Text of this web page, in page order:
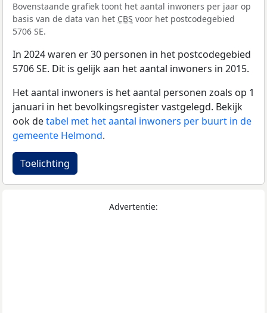
Bovenstaande grafiek toont het aantal inwoners per jaar op
basis van de data van het CBS voor het postcodegebied
5706 SE.
In 2024 waren er 30 personen in het postcodegebied
5706 SE. Dit is gelijk aan het aantal inwoners in 2015.
Het aantal inwoners is het aantal personen zoals op 1
januari in het bevolkingsregister vastgelegd. Bekijk
ook detabel met het aantal inwoners per buurt in de
gemeente Helmond.
Toelichting
Advertentie: